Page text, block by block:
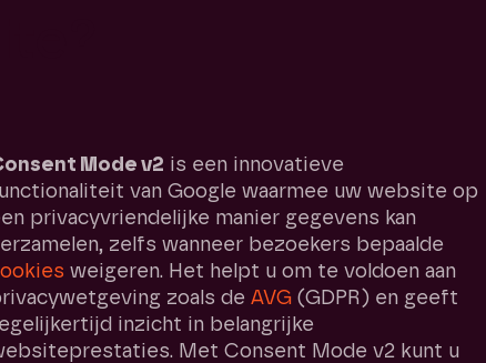
Mode v2 is een innovatieve
van Google waarmee uw website op
privacyvriendelijke manier gegevens kan
zelfs wanneer bezoekers bepaalde
weigeren. Het helpt u om te voldoen aan
zoals de AVG(GDPR) en geeft
inzicht in belangrijke
Met Consent Mode v2 kunt u